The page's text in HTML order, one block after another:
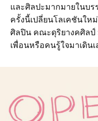
และศิลปะมากมายในบร
ครั้งนี้เปลี่ยนโลเคชันใหม่
ศิลปิน คณะดุริยางคศิล
เพื่อนหรือคนรู้ใจมาเดิน